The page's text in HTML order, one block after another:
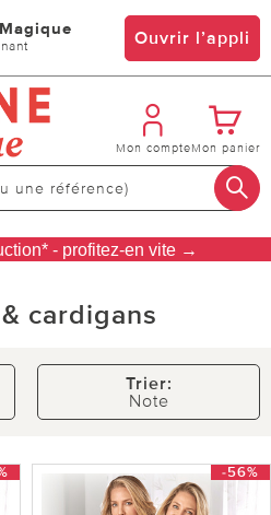
Ouvrir l’appli
Mon compteMon panier
- profitez-en vite →
cardigans
Trier:
Note
-56%